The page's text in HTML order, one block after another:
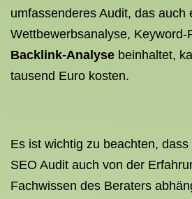
umfassenderes Audit, das auch
Wettbewerbsanalyse, Keyword-
Backlink-Analyse beinhaltet,
tausend Euro kosten.
Es ist wichtig zu beachten,
SEO Audit auch von der
Fachwissen des Beraters